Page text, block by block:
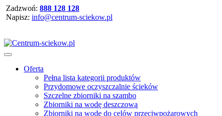
Zadzwoń: 888 128 128
Napisz: info@centrum-sciekow.pl
Oferta
Pełna lista kategorii produktów
Przydomowe oczyszczalnie ścieków
Szczelne zbiorniki na szambo
Zbiorniki na wodę deszczową
Zbiorniki na wodę do celów przeciwpożarowych